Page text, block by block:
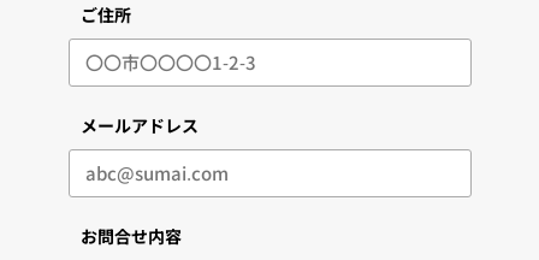
ご住所
メールアドレス
お問合せ内容